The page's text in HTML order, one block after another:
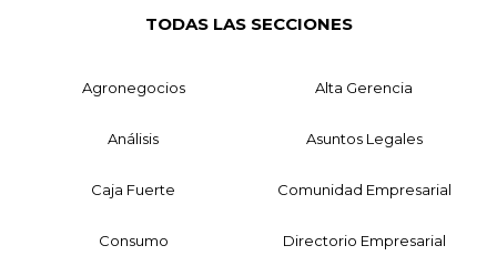
TODAS LAS SECCIONES
Agronegocios Alta Gerencia
Análisis Asuntos Legales
Caja Fuerte Comunidad Empresarial
Consumo Directorio Empresarial